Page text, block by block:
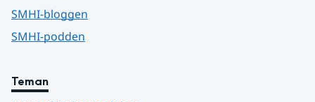
SMHI-bloggen
SMHI-podden
Teman